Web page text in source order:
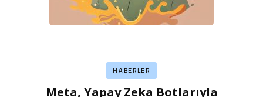
HABERLER
Meta, Yapay Zeka Botlarıyla